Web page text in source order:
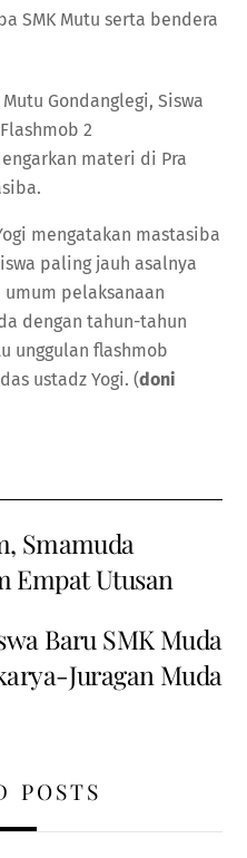
SMK Mutu serta bendera
materi di Pra
mengatakan mastasiba
paling jauh asalnya
umum pelaksanaan
dengan tahun-tahun
unggulan flashmob
ustadz Yogi. (doni
Smamuda
Empat Utusan
Baru SMK Muda
Juragan Muda
POSTS